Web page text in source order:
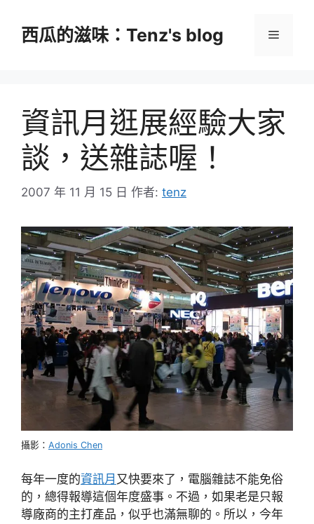
西瓜的滋味：Tenz's blog 選
資訊月逛展經驗大家
談，送雜誌喔！
2007 年 11 月 15 日 作者: tenz
攝影： Adonis Chen
每年一度的資訊月 又快要來了，電腦雜誌不能免俗
的，總得報導這個年度盛事。不過，如果老是只報
導廠商的主打產品，似乎也滿無聊的。所以，今年